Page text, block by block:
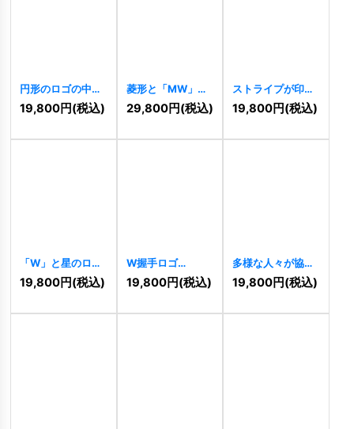
円形のロゴの中に
「MW」 [8287]
19,800円(税込)
菱形と「MW」を
組み合わせたロゴ
8288
29,800円(税込)
ストライプが印象
的なWロゴ
8285
19,800円(税込)
「W」と星のロゴ
[8286]
19,800円(税込)
W握手ロゴ
[8236]
19,800円(税込)
多様な人々が協力
する「W」のロゴ
8225
19,800円(税込)